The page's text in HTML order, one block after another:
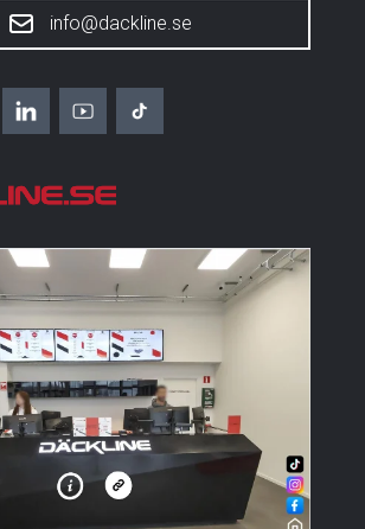
info@dackline.se